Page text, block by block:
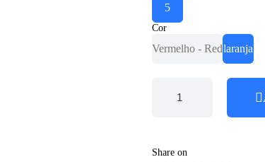
5
Cor
Vermelho - Redlaranja
Share on